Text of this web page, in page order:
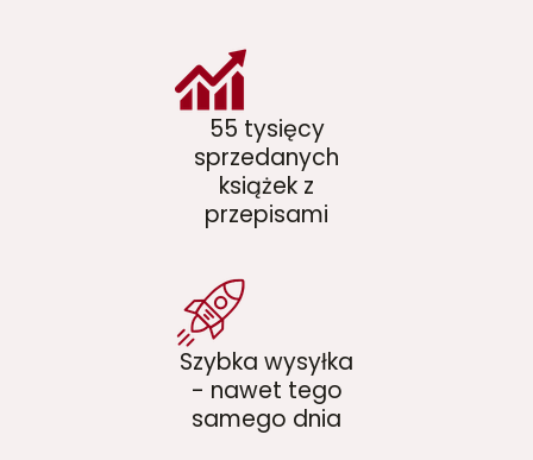
55 tysięcy
sprzedanych
książek z
przepisami
Szybka wysyłka
- nawet tego
samego dnia